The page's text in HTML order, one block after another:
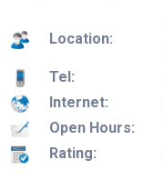
Location:
Tel:
Internet:
Open Hours:
Rating: